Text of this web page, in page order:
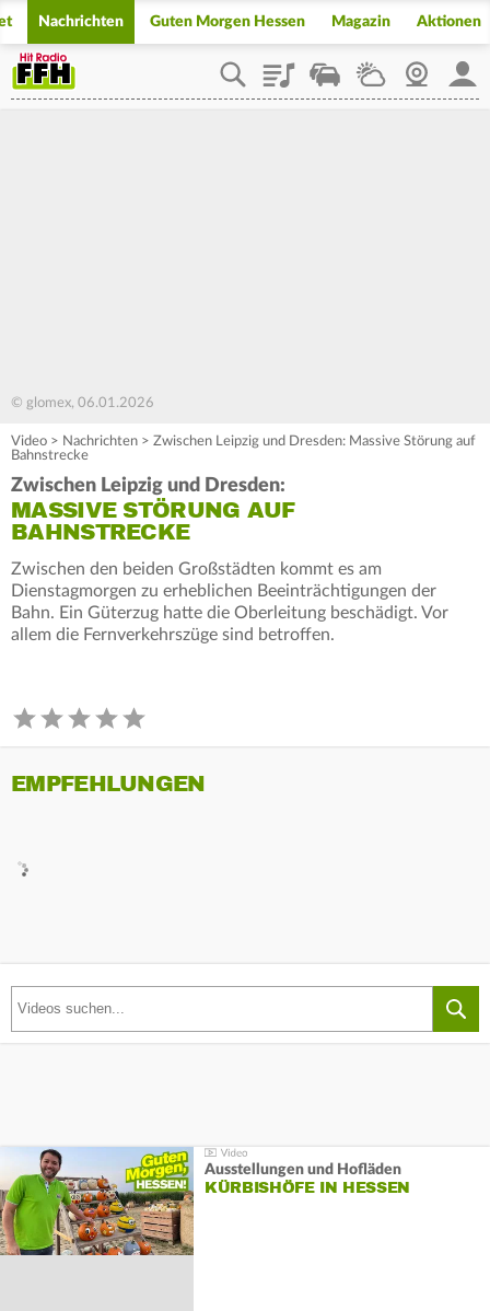
Nachrichten Guten Morgen Hessen Magazin Aktionen
PlaylistStaupilotWetterWebcam
© glomex, 06.01.2026
Video > Nachrichten > Zwischen Leipzig und Dresden: Massive Störung auf
Bahnstrecke
Zwischen Leipzig und Dresden:
MASSIVE STÖRUNG AUF
BAHNSTRECKE
Zwischen den beiden Großstädten kommt es am
Dienstagmorgen zu erheblichen Beeinträchtigungen der
Bahn. Ein Güterzug hatte die Oberleitung beschädigt. Vor
allem die Fernverkehrszüge sind betroffen.
EMPFEHLUNGEN
Ausstellungen und Hofläden
KÜRBISHÖFE IN HESSEN